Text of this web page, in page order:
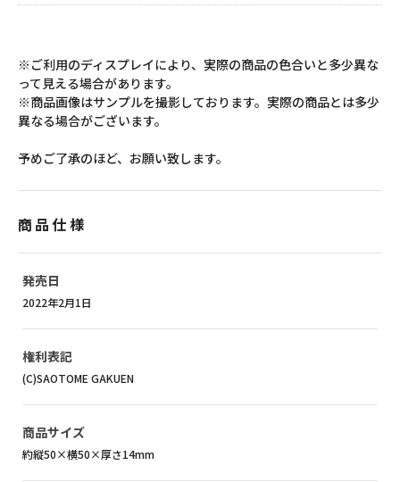
※ご利用のディスプレイにより、実際の商品の色合いと多少異な
って見える場合があります。
※商品画像はサンプルを撮影しております。実際の商品とは多少
異なる場合がございます。
予めご了承のほど、お願い致します。
商品仕様
発売日
2022年2月1日
権利表記
(C)SAOTOME GAKUEN
商品サイズ
約縦50×横50×厚さ14mm